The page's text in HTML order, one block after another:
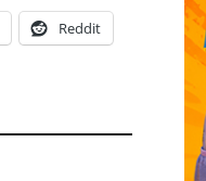
Reddit